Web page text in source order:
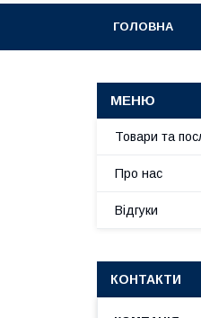
ГОЛОВНА
Товари та
Про нас
Відгуки
КОНТАКТИ